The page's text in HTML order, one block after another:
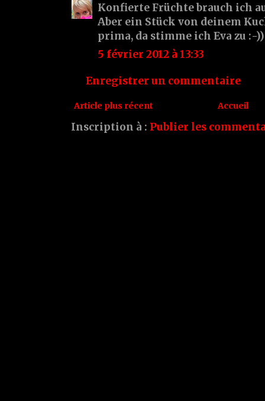
Konfierte Früchte brauch ich
Aber ein Stück von deinem
prima, da stimme ich Eva zu :-))
5 février 2012 à 13:33
Enregistrer un commentaire
Article plus récent Accueil
Inscription à : Publier les